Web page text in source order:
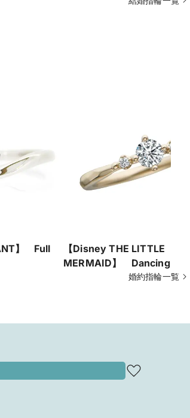
】 Full
【Disney THE LITTLE
MERMAID】 Dancing
婚約指輪一覧